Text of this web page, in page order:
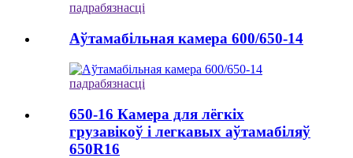
падрабязнасці
Аўтамабільная камера 600/650-14
падрабязнасці
650-16 Камера для лёгкіх
грузавікоў і легкавых аўтамабіляў
650R16